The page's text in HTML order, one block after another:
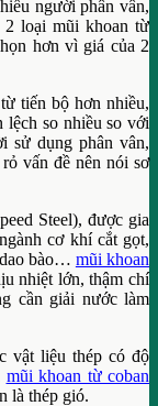
người phân vân,
2 loại mũi khoan từ
hơn vì giá của 2
tiến bộ hơn nhiều,
lệch so nhiều so với
sử dụng phân vân,
vấn đề nên nói sơ
Steel), được gia
cơ khí cắt gọt,
bào… mũi khoan
nhiệt lớn, thậm chí
cần giải nước làm
vật liệu thép có độ
mũi khoan từ coban
là thép gió.